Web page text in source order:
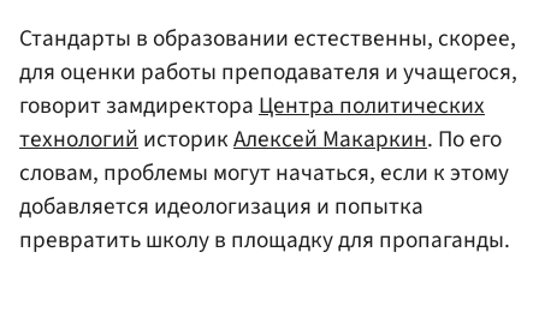
Стандарты в образовании естественны, скорее,
для оценки работы преподавателя и учащегося,
говорит замдиректораЦентра политических
технологийисторикАлексей Макаркин. По его
словам, проблемы могут начаться, если к этому
добавляется идеологизация и попытка
превратить школу в площадку для пропаганды.